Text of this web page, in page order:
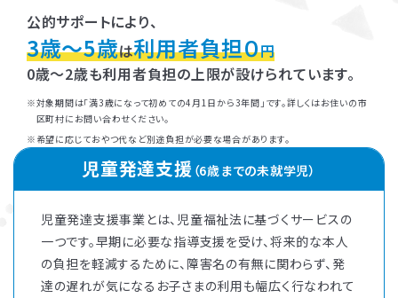
公的サポートにより、
3歳～5歳は利用者負担０円
0歳～2歳も利用者負担の上限が設けられています。
対象期間は「満3歳になって初めての4月1日から3年間」です。詳しくはお住いの市
区町村にお問い合わせください。
希望に応じておやつ代など別途負担が必要な場合があります。
児童発達支援 （6歳までの未就学児）
児童発達支援事業とは、児童福祉法に基づくサービスの
一つです。早期に必要な指導支援を受け、将来的な本人
の負担を軽減するために、障害名の有無に関わらず、発
達の遅れが気になるお子さまの利用も幅広く行なわれて